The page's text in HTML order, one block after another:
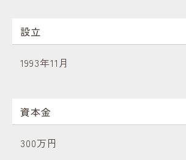
設立
1993年11月
資本金
300万円